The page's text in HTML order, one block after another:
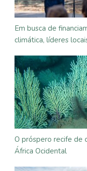
Em busca de
climática, líderes
O próspero recife de
África Ocidental